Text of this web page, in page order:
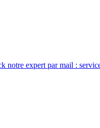
notre expert par mail :